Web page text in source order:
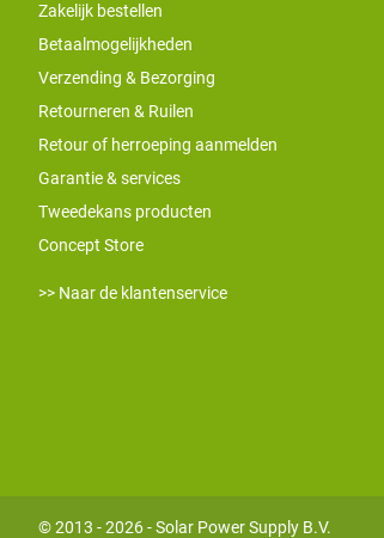
Zakelijk bestellen
Betaalmogelijkheden
Verzending & Bezorging
Retourneren & Ruilen
Retour of herroeping aanmelden
Garantie & services
Tweedekans producten
Concept Store
>> Naar de klantenservice
© 2013 - 2026 - Solar Power Supply B.V.